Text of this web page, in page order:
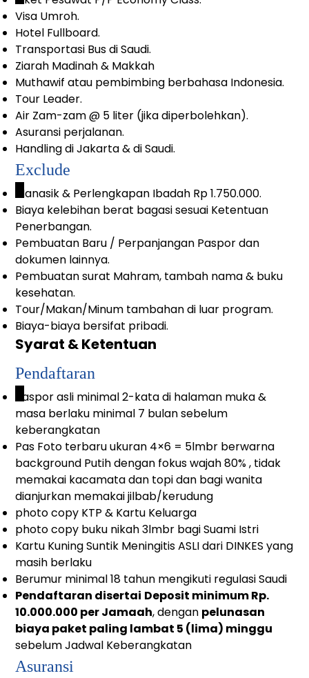
Visa Umroh.
Hotel Fullboard.
Transportasi Bus di Saudi.
Ziarah Madinah & Makkah
Muthawif atau pembimbing berbahasa Indonesia.
Tour Leader.
Air Zam-zam @ 5 liter (jika diperbolehkan).
Asuransi perjalanan.
Handling di Jakarta & di Saudi.
Exclude
_Manasik & Perlengkapan Ibadah Rp 1.750.000.
Biaya kelebihan berat bagasi sesuai Ketentuan
Penerbangan.
Pembuatan Baru / Perpanjangan Paspor dan
dokumen lainnya.
Pembuatan surat Mahram, tambah nama & buku
kesehatan.
Tour/Makan/Minum tambahan di luar program.
Biaya-biaya bersifat pribadi.
Syarat & Ketentuan
Pendaftaran
_Paspor asli minimal 2-kata di halaman muka &
masa berlaku minimal 7 bulan sebelum
keberangkatan
Pas Foto terbaru ukuran 4×6 = 5lmbr berwarna
background Putih dengan fokus wajah 80% , tidak
memakai kacamata dan topi dan bagi wanita
dianjurkan memakai jilbab/kerudung
photo copy KTP & Kartu Keluarga
photo copy buku nikah 3lmbr bagi Suami Istri
Kartu Kuning Suntik Meningitis ASLI dari DINKES yang
masih berlaku
Berumur minimal 18 tahun mengikuti regulasi Saudi
Pendaftaran disertai Deposit minimum Rp.
10.000.000 per Jamaah, dengan pelunasan
biaya paket paling lambat 5 (lima) minggu
sebelum Jadwal Keberangkatan
Asuransi